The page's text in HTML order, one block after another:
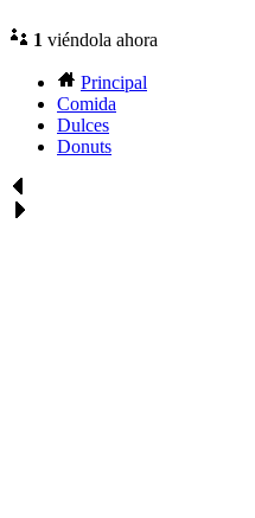
1 viéndola ahora
Principal
Comida
Dulces
Donuts